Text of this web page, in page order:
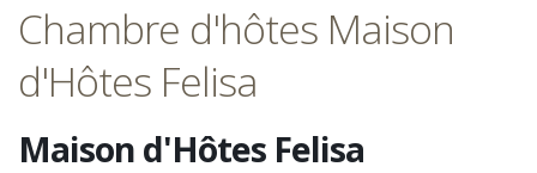
Chambre d'hôtes Maison
d'Hôtes Felisa
Maison d'Hôtes Felisa